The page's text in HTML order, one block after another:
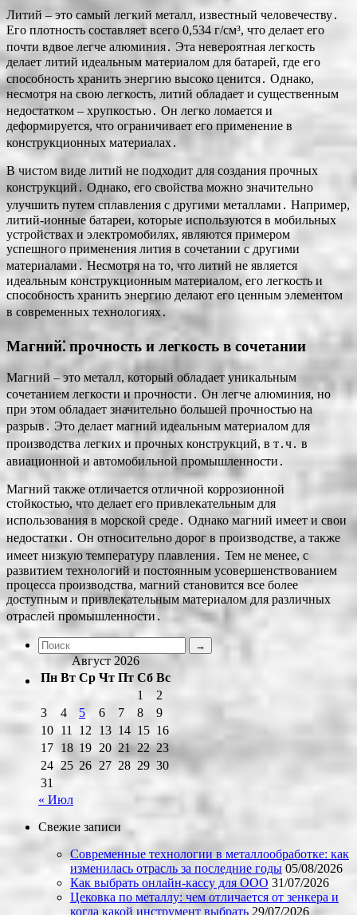
Литий – это самый легкий металл, известный человечеству․
Его плотность составляет всего 0,534 г/см³, что делает его
почти вдвое легче алюминия․ Эта невероятная легкость
делает литий идеальным материалом для батарей, где его
способность хранить энергию высоко ценится․ Однако,
несмотря на свою легкость, литий обладает и существенным
недостатком – хрупкостью․ Он легко ломается и
деформируется, что ограничивает его применение в
конструкционных материалах․
В чистом виде литий не подходит для создания прочных
конструкций․ Однако, его свойства можно значительно
улучшить путем сплавления с другими металлами․ Например,
литий-ионные батареи, которые используются в мобильных
устройствах и электромобилях, являются примером
успешного применения лития в сочетании с другими
материалами․ Несмотря на то, что литий не является
идеальным конструкционным материалом, его легкость и
способность хранить энергию делают его ценным элементом
в современных технологиях․
Магний⁚ прочность и легкость в сочетании
Магний – это металл, который обладает уникальным
сочетанием легкости и прочности․ Он легче алюминия, но
при этом обладает значительно большей прочностью на
разрыв․ Это делает магний идеальным материалом для
производства легких и прочных конструкций, в т․ч․ в
авиационной и автомобильной промышленности․
Магний также отличается отличной коррозионной
стойкостью, что делает его привлекательным для
использования в морской среде․ Однако магний имеет и свои
недостатки․ Он относительно дорог в производстве, а также
имеет низкую температуру плавления․ Тем не менее, с
развитием технологий и постоянным усовершенствованием
процесса производства, магний становится все более
доступным и привлекательным материалом для различных
отраслей промышленности․
Август 2026
Пн Вт Ср Чт Пт Сб Вс
1
2
3
4 5 6 7 8
9
10 11 12 13 14 15 16
17 18 19 20 21 22 23
24 25 26 27 28 29 30
31
« Июл
Свежие записи
Современные технологии в металлообработке: как
изменилась отрасль за последние годы 05/08/2026
Как выбрать онлайн-кассу для ООО 31/07/2026
Цековка по металлу: чем отличается от зенкера и
когда какой инструмент выбрать 29/07/2026